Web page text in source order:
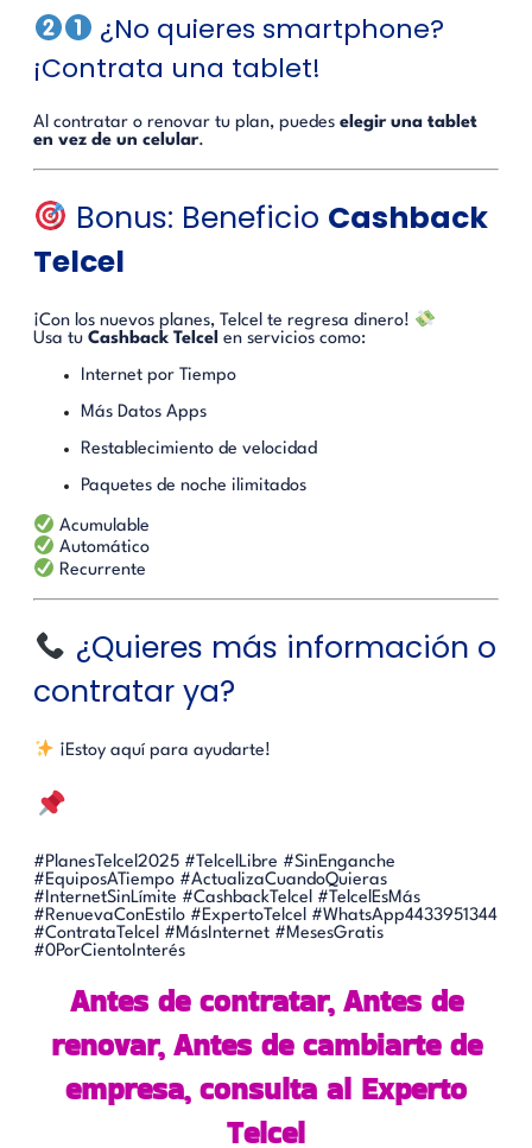
¿No quieres smartphone?
¡Contrata una tablet!
Al contratar o renovar tu plan, puedes elegir una tablet
en vez de un celular.
Bonus: Beneficio Cashback
Telcel
¡Con los nuevos planes, Telcel te regresa dinero!
Usa tu Cashback Telcel en servicios como:
Internet por Tiempo
Más Datos Apps
Restablecimiento de velocidad
Paquetes de noche ilimitados
Acumulable
Automático
Recurrente
¿Quieres más información o
contratar ya?
¡Estoy aquí para ayudarte!
#PlanesTelcel2025 #TelcelLibre #SinEnganche
#EquiposATiempo #ActualizaCuandoQuieras
#InternetSinLímite #CashbackTelcel #TelcelEsMás
#RenuevaConEstilo #ExpertoTelcel #WhatsApp4433951344
#ContrataTelcel #MásInternet #MesesGratis
#0PorCientoInterés
Antes de contratar, Antes de
renovar, Antes de cambiarte de
empresa, consulta al Experto
Telcel